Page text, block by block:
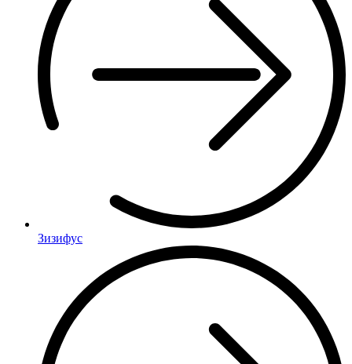
Зизифус